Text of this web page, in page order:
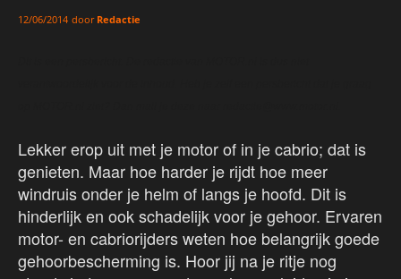
12/06/2014 door Redactie
Lekker erop uit met je motor of in je cabrio; dat is
genieten. Maar hoe harder je rijdt hoe meer
windruis onder je helm of langs je hoofd. Dit is
hinderlijk en ook schadelijk voor je gehoor. Ervaren
motor- en cabriorijders weten hoe belangrijk goede
gehoorbescherming is. Hoor jij na je ritje nog